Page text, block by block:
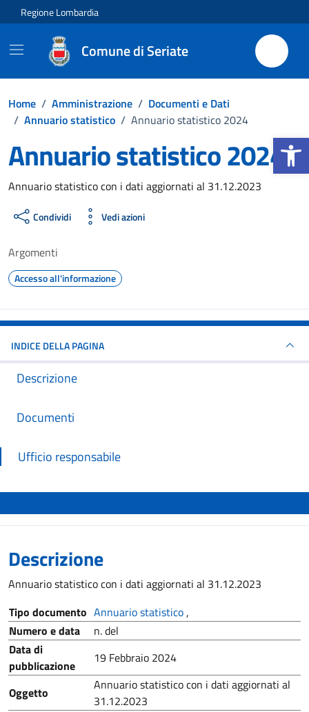
Apri la
Vai ai contenuti
Vai al footer
Regione Lombardia
Comune di Seriate
Home / Amministrazione / Documenti e Dati
/ Annuario statistico / Annuario statistico 2024
Annuario statistico 2024
Dettagli del documento
Annuario statistico con i dati aggiornati al 31.12.2023
Condividi Vedi azioni
Argomenti
Accesso all'informazione
INDICE DELLA PAGINA
Descrizione
Documenti
Ufficio responsabile
Descrizione
Annuario statistico con i dati aggiornati al 31.12.2023
Tipo documento Annuario statistico,
Numero e data
n. del
Data di
pubblicazione
19 Febbraio 2024
Oggetto
Annuario statistico con i dati aggiornati al
31.12.2023